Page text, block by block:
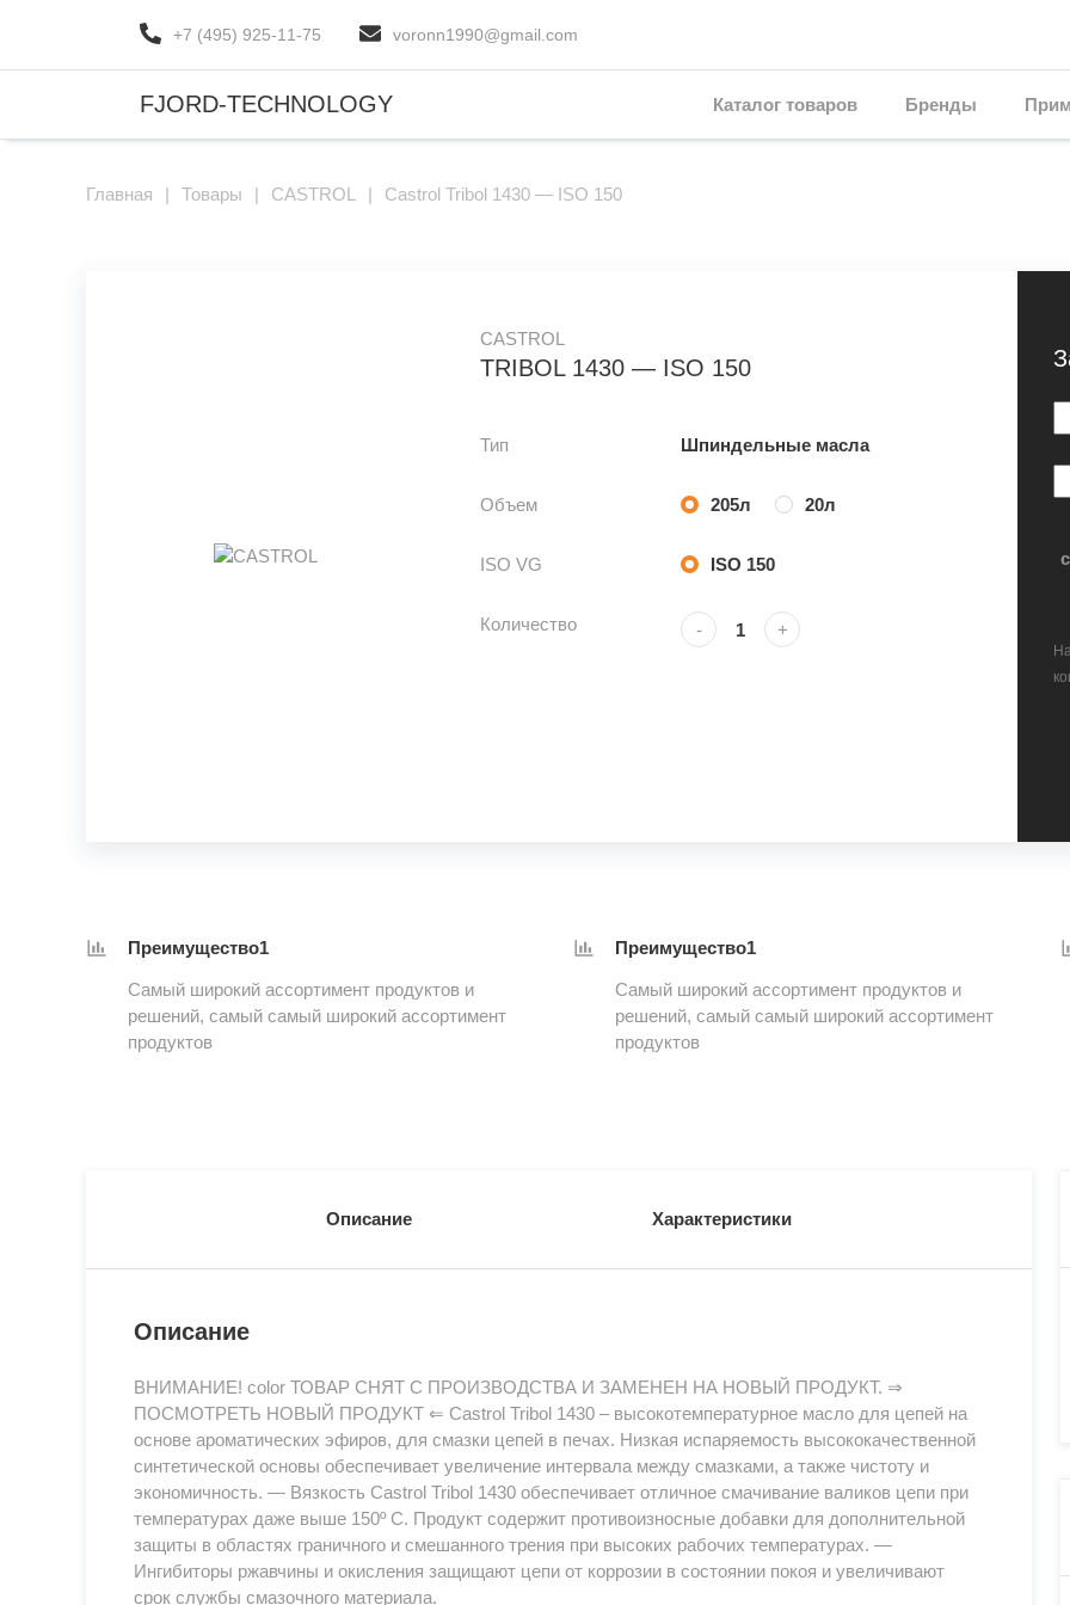
+7 (495) 925-11-75 voronn1990@gmail.com
FJORD-TECHNOLOGY Каталог товаров Бренды
Главная | Товары | CASTROL | Castrol Tribol 1430 — ISO 150
CASTROL
TRIBOL 1430 — ISO 150
Тип Шпиндельные масла
Объем 205л 20л
ISO VG ISO 150
Количество - +
Преимущество1
Самый широкий ассортимент продуктов и
решений, самый самый широкий ассортимент
продуктов
Преимущество1
Самый широкий ассортимент продуктов и
решений, самый самый широкий ассортимент
продуктов
Описание Характеристики
Описание
ВНИМАНИЕ! color ТОВАР СНЯТ С ПРОИЗВОДСТВА И ЗАМЕНЕН НА НОВЫЙ ПРОДУКТ. ⇒
ПОСМОТРЕТЬ НОВЫЙ ПРОДУКТ ⇐ Castrol Tribol 1430 – высокотемпературное масло для цепей на
основе ароматических эфиров, для смазки цепей в печах. Низкая испаряемость высококачественной
синтетической основы обеспечивает увеличение интервала между смазками, а также чистоту и
экономичность. — Вязкость Castrol Tribol 1430 обеспечивает отличное смачивание валиков цепи при
температурах даже выше 150º С. Продукт содержит противоизносные добавки для дополнительной
защиты в областях граничного и смешанного трения при высоких рабочих температурах. —
Ингибиторы ржавчины и окисления защищают цепи от коррозии в состоянии покоя и увеличивают
срок службы смазочного материала.